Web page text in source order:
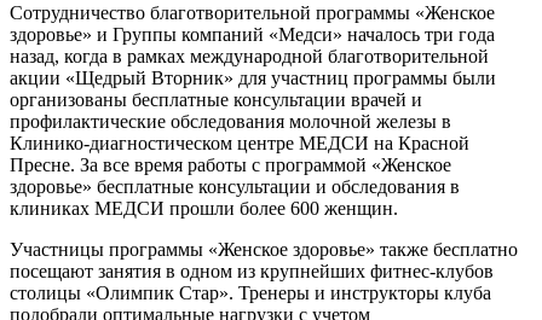
Сотрудничество благотворительной программы «Женское
здоровье» и Группы компаний «Медси» началось три года
назад, когда в рамках международной благотворительной
акции «Щедрый Вторник» для участниц программы были
организованы бесплатные консультации врачей и
профилактические обследования молочной железы в
Клинико-диагностическом центре МЕДСИ на Красной
Пресне. За все время работы с программой «Женское
здоровье» бесплатные консультации и обследования в
клиниках МЕДСИ прошли более 600 женщин.
Участницы программы «Женское здоровье» также бесплатно
посещают занятия в одном из крупнейших фитнес-клубов
столицы «Олимпик Стар». Тренеры и инструкторы клуба
подобрали оптимальные нагрузки с учетом